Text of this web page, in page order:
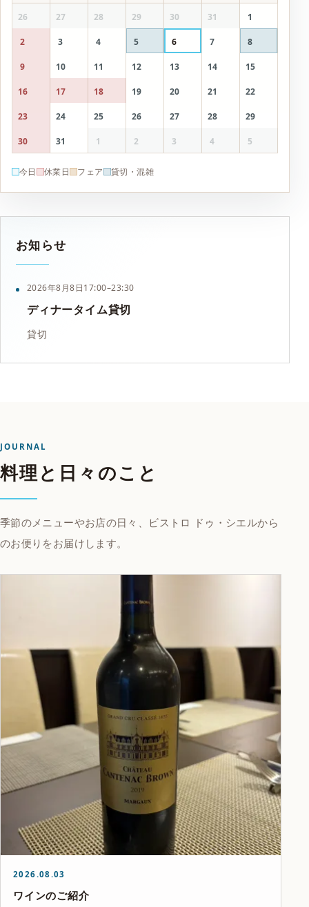
26 27 28 29 30 31 1
2 3 4 5 6 7 8
9 10 11 12 13 14 15
16 17 18 19 20 21 22
23 24 25 26 27 28 29
30 31 1 2 3 4 5
今日 休業日 フェア 貸切・混雑
お知らせ
2026年8月8日17:00–23:30
ディナータイム貸切
貸切
JOURNAL
料理と日々のこと
季節のメニューやお店の日々、ビストロ ドゥ・シエルから
のお便りをお届けします。
2026.08.03
ワインのご紹介